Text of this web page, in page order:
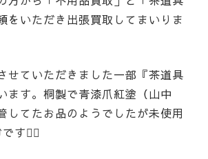
をいただき出張買取してまいりま
せていただきました一部『茶道具
ます。桐製で青漆爪紅塗（山中
てたお品のようでしたが未使用
す💁‍♀️